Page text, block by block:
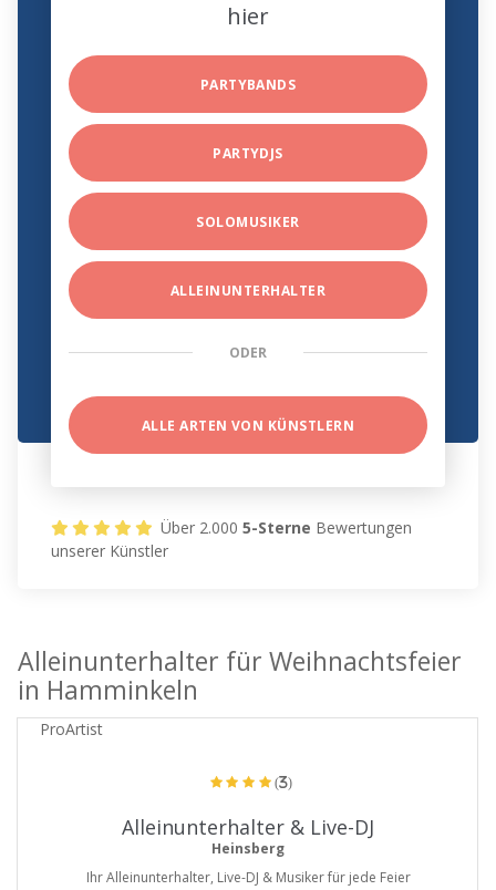
hier
PARTYBANDS
PARTYDJS
SOLOMUSIKER
ALLEINUNTERHALTER
ODER
ALLE ARTEN VON KÜNSTLERN
Über 2.0005-Sterne Bewertungen
unserer Künstler
Alleinunterhalter für Weihnachtsfeier
in Hamminkeln
ProArtist
(3)
Alleinunterhalter & Live-DJ
Heinsberg
Ihr Alleinunterhalter, Live-DJ & Musiker für jede Feier